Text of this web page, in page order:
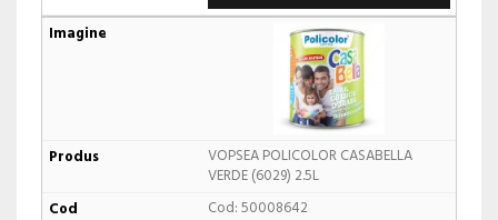
VOPSEA POLICOLOR CASABELLA
VERDE (6029) 2.5L
Cod: 50008642